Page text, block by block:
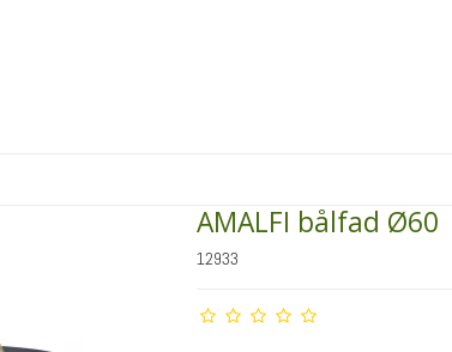
AMALFI bålfad Ø60
12933